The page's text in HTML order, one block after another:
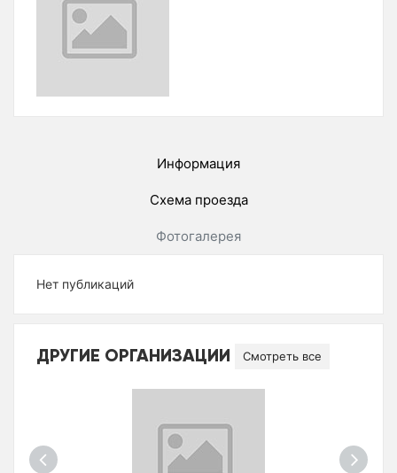
Информация
Схема проезда
Фотогалерея
Нет публикаций
ДРУГИЕ ОРГАНИЗАЦИИ Смотреть все